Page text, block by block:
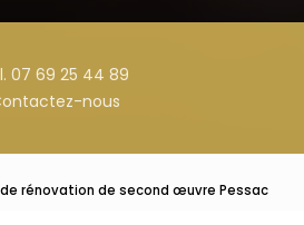
07 69 25 44 89
nous
rénovation de second œuvre Pessac